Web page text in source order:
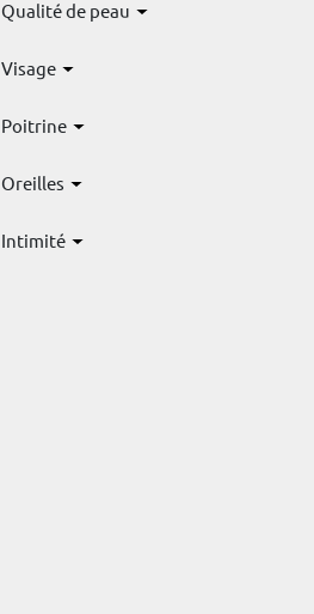
Qualité de peau
Visage
Poitrine
Oreilles
Intimité